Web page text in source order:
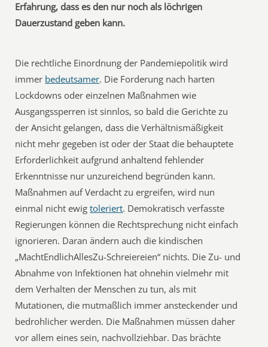
Erfahrung, dass es den nur noch als löchrigen
Dauerzustand geben kann.
Die rechtliche Einordnung der Pandemiepolitik wird
immer bedeutsamer. Die Forderung nach harten
Lockdowns oder einzelnen Maßnahmen wie
Ausgangssperren ist sinnlos, so bald die Gerichte zu
der Ansicht gelangen, dass die Verhältnismäßigkeit
nicht mehr gegeben ist oder der Staat die behauptete
Erforderlichkeit aufgrund anhaltend fehlender
Erkenntnisse nur unzureichend begründen kann.
Maßnahmen auf Verdacht zu ergreifen, wird nun
einmal nicht ewigtoleriert. Demokratisch verfasste
Regierungen können die Rechtsprechung nicht einfach
ignorieren. Daran ändern auch die kindischen
„MachtEndlichAllesZu-Schreiereien“ nichts. Die Zu- und
Abnahme von Infektionen hat ohnehin vielmehr mit
dem Verhalten der Menschen zu tun, als mit
Mutationen, die mutmaßlich immer ansteckender und
bedrohlicher werden. Die Maßnahmen müssen daher
vor allem eines sein, nachvollziehbar. Das brächte